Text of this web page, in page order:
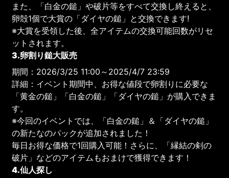
また、「白金の鎚」や破片等をすべて交換し終えると、
卵殻1個で大賞の「ダイヤの鎚」と交換できます!
※大賞を受領した後、全アイテムの交換可能回数がリセ
ットされます。
3.卵割り鎚大販売
期間：2026/3/25 11:00～2025/4/7 23:59
詳細：イベント期間中、お得な値段で卵割りに必要な
「黄金の鎚」「白金の鎚」「ダイヤの鎚」が購入できま
す。
※今回のイベントでは、「白金の鎚」＆「ダイヤの鎚」
の新たなのパックが追加されました！
毎日お得な価格で1回購入可能！さらに、「縁結の剣の
破片」などのアイテムもおまけで獲得できます！
4.仙人探し